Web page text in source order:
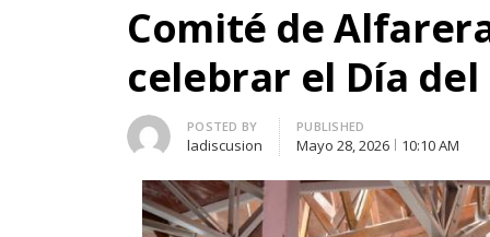
Comité de
celebrar el Día
Author
POSTED BY
ladiscusion
PUBLISHED
Mayo 28, 2026 10:10 AM